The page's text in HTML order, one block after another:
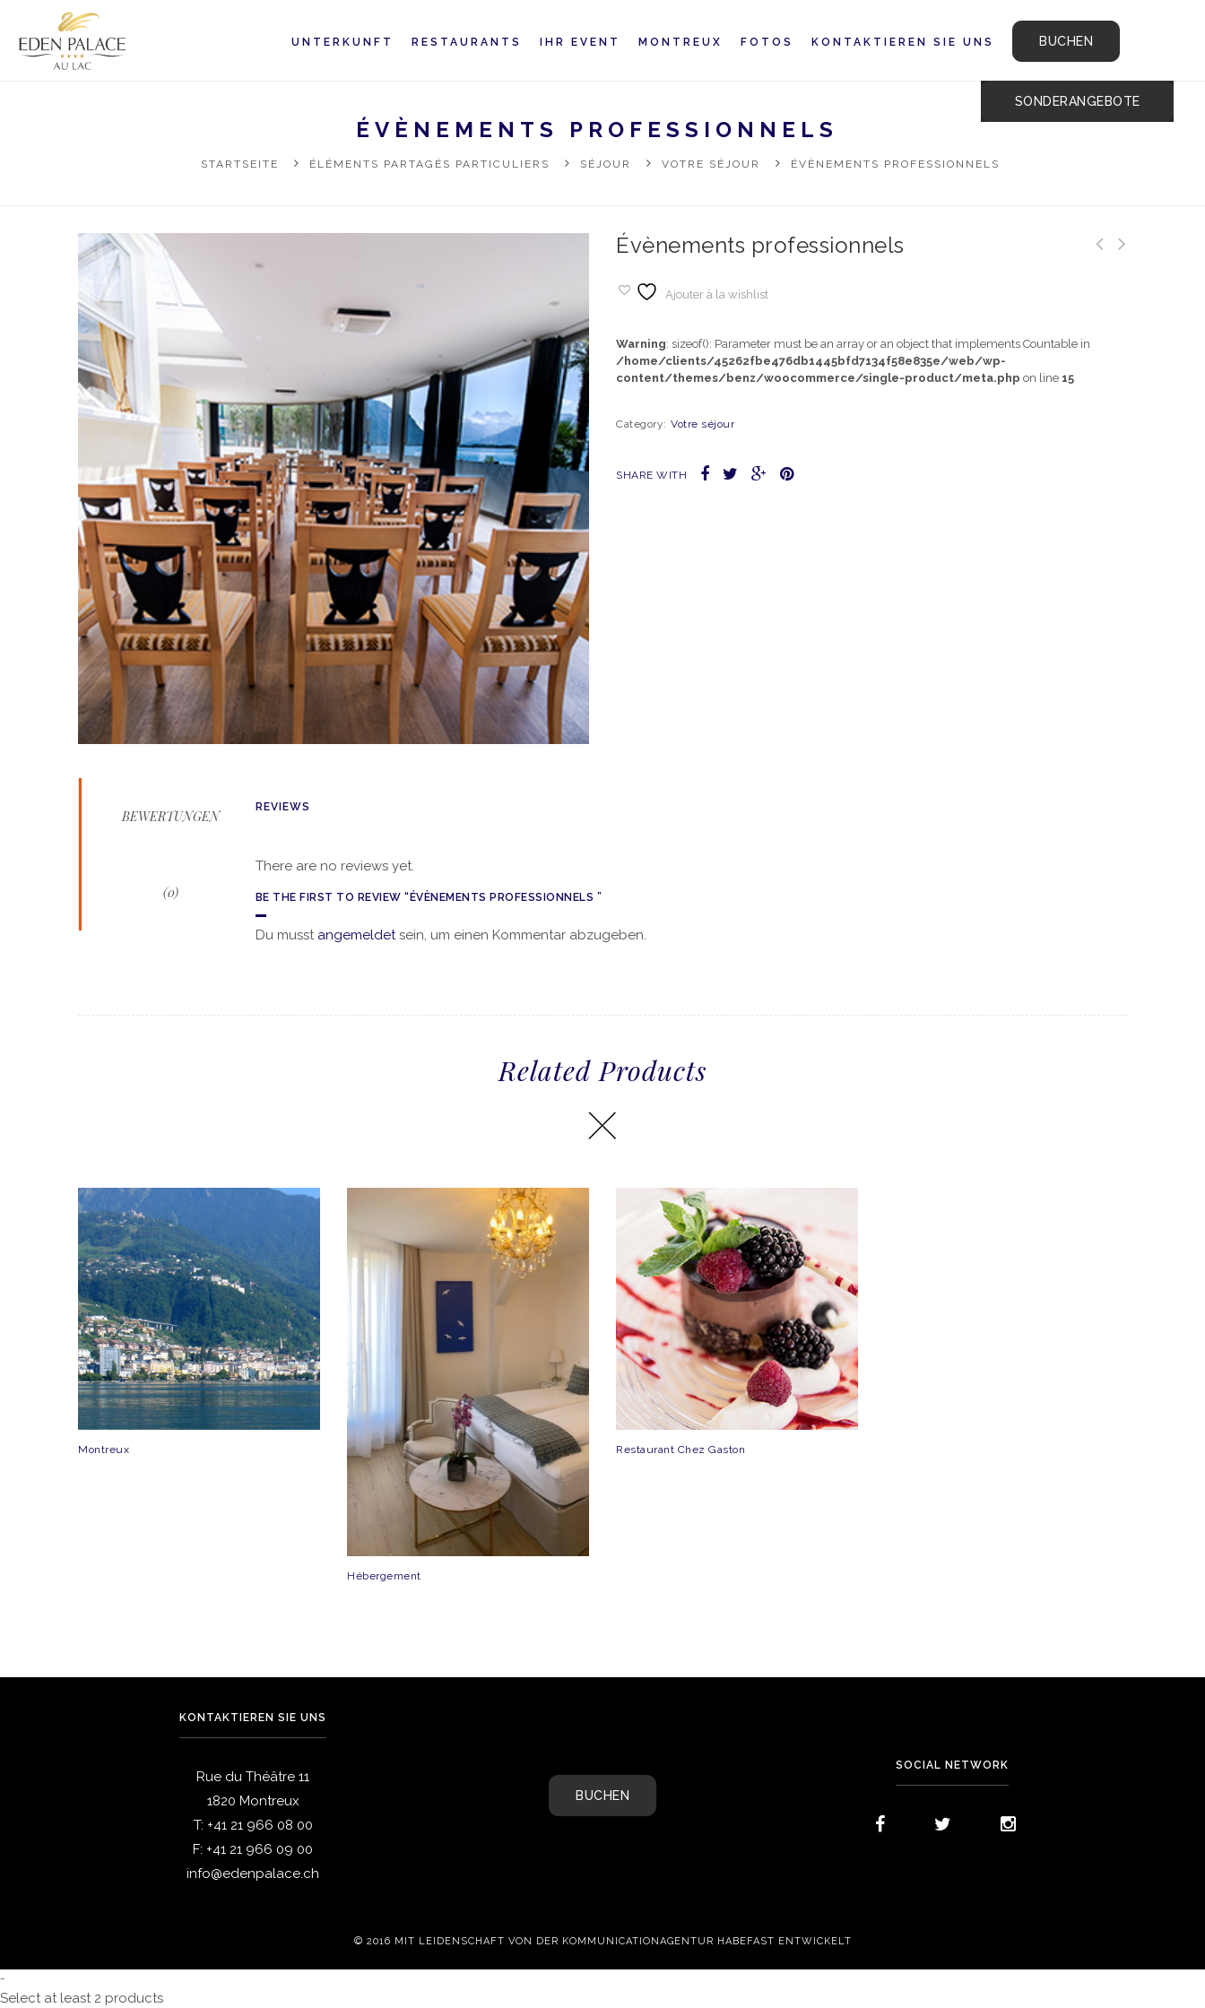
UNTERKUNFT RESTAURANTS IHR EVENT MONTREUX FOTOS KONTAKTIEREN SIE UNS BUCHEN
SONDERANGEBOTE
ÉVÈNEMENTS PROFESSIONNELS
STARTSEITE ÉLÉMENTS PARTAGÉS PARTICULIERS SÉJOUR VOTRE SÉJOUR ÉVÈNEMENTS PROFESSIONNELS
Évènements professionnels
Ajouter à la wishlist
Warning: sizeof(): Parameter must be an array or an object that implements Countable in
/home/clients/45262fbe476db1445bfd7134f58e835e/web/wp-
content/themes/benz/woocommerce/single-product/meta.php on line 15
Category: Votre séjour
SHARE WITH
BEWERTUNGEN
(0)
REVIEWS
There are no reviews yet.
BE THE FIRST TO REVIEW “ÉVÈNEMENTS PROFESSIONNELS ”
Du musst angemeldetsein, um einen Kommentar abzugeben.
Related Products
Montreux
Hébergement
Restaurant Chez Gaston
KONTAKTIEREN SIE UNS
Rue du Théâtre 11
1820 Montreux
T: +41 21 966 08 00
F: +41 21 966 09 00
info@edenpalace.ch
BUCHEN
SOCIAL NETWORK
© 2016 MIT LEIDENSCHAFT VON DER KOMMUNICATIONAGENTUR HABEFAST ENTWICKELT
-
Select at least 2 products